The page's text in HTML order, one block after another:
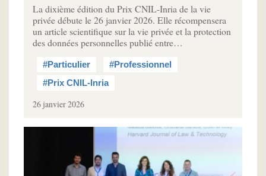
La dixième édition du Prix CNIL-Inria de la vie
privée débute le 26 janvier 2026. Elle récompensera
un article scientifique sur la vie privée et la protection
des données personnelles publié entre…
#Particulier
#Professionnel
#Prix CNIL-Inria
26 janvier 2026